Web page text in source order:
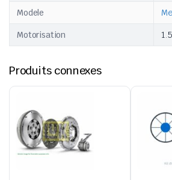
Modele
Motorisation
Produits connexes